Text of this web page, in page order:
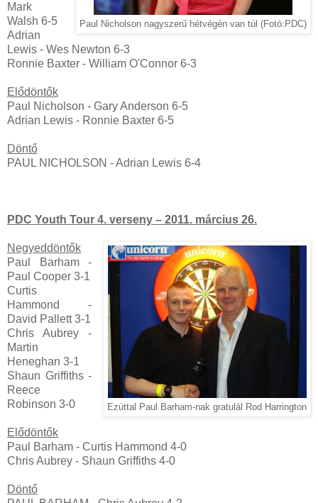
Paul Nicholson nagyszerű hétvégén van túl (Fotó:PDC)
Mark
Walsh 6-5
Adrian
Lewis - Wes Newton 6-3
Ronnie Baxter - William O'Connor 6-3
Elődöntők
Paul Nicholson - Gary Anderson 6-5
Adrian Lewis - Ronnie Baxter 6-5
Döntő
PAUL NICHOLSON - Adrian Lewis 6-4
PDC Youth Tour 4. verseny – 2011. március 26.
Ezúttal Paul Barham-nak gratulál Rod Harrington
Negyeddöntők
Paul Barham -
Paul Cooper 3-1
Curtis
Hammond -
David Pallett 3-1
Chris Aubrey -
Martin
Heneghan 3-1
Shaun Griffiths -
Reece
Robinson 3-0
Elődöntők
Paul Barham - Curtis Hammond 4-0
Chris Aubrey - Shaun Griffiths 4-0
Döntő